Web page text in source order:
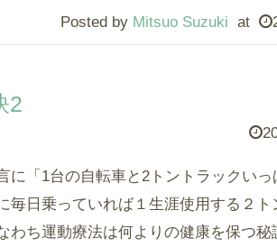
Posted by Mitsuo Suzuki at
2
に「1台の自転車と2トントラックい
毎日乗っていれば１生涯使用する２
わち運動療法は何よりの健康を保つ